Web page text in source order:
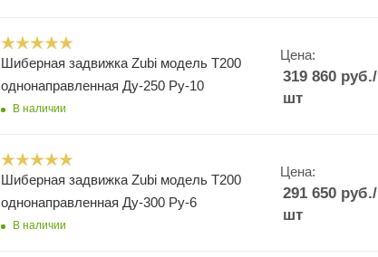
Шиберная задвижка Zubi модель Т200
однонаправленная Ду-250 Ру-10
В наличии
Цена:
319 860руб./
шт
Шиберная задвижка Zubi модель Т200
однонаправленная Ду-300 Ру-6
В наличии
Цена:
291 650руб./
шт